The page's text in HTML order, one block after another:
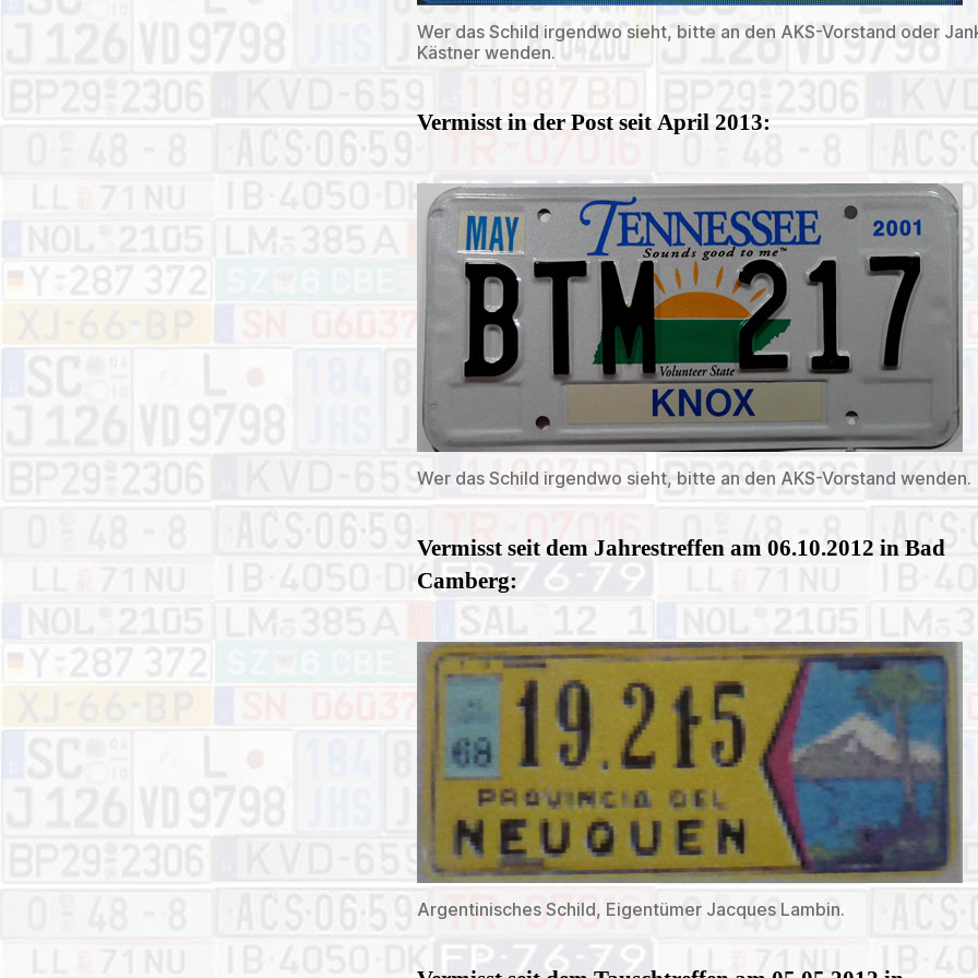
Wer das Schild irgendwo sieht, bitte an den AKS-Vorstand oder
Kästner wenden.
Vermisst in der Post seit April 2013:
Wer das Schild irgendwo sieht, bitte an den AKS-Vorstand wenden.
Vermisst seit dem Jahrestreffen am 06.10.2012 in Bad
Camberg:
Argentinisches Schild, Eigentümer Jacques Lambin.